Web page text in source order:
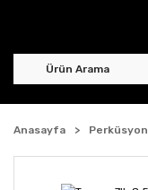
Anasayfa Perküsyon